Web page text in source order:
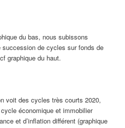
du bas, nous subissons
succession de cycles sur fonds de
graphique du haut.
voit des cycles très courts 2020,
économique et immobilier
et d’inflation différent (graphique